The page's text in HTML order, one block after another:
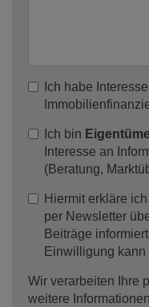
Ich habe
Ich bin
Interesse an
(Beratung,
Hiermit erkläre
per Newsletter
Beiträge
Einwilligung
Wir verarbeiten Ihre
weitere